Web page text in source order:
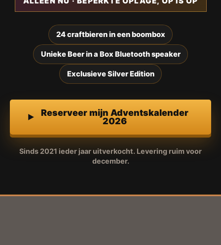
24 craftbieren in een boombox
Unieke Beer in a Box Bluetooth speaker
Exclusieve Silver Edition
Reserveer mijn Adventskalender
2026
Sinds 2021 ieder jaar uitverkocht. Levering ruim voor
december.